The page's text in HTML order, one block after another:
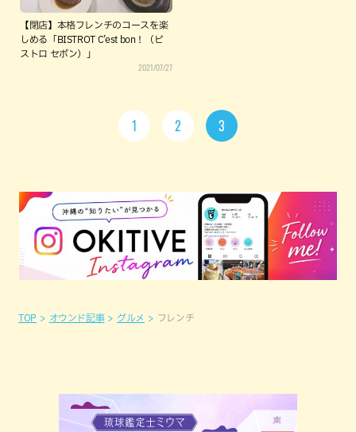
【閉店】本格フレンチのコースを楽
しめる「BISTROT C’est bon！（ビ
ストロ セボン）」
2021/07/27
1 2 3
TOP オウンド記事 グルメ フレンチ